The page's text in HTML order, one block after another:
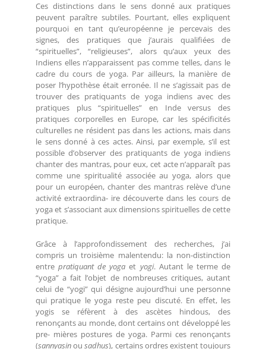
Ces distinctions dans le sens donné aux pratiques
peuvent paraître subtiles. Pourtant, elles expliquent
pourquoi en tant qu’européenne je percevais des
signes, des pratiques que j’aurais qualifiées de
“spirituelles”, “religieuses”, alors qu’aux yeux des
Indiens elles n’apparaissent pas comme telles, dans le
cadre du cours de yoga. Par ailleurs, la manière de
poser l’hypothèse était erronée. Il ne s’agissait pas de
trouver des pratiquants de yoga indiens avec des
pratiques plus “spirituelles” en Inde versus des
pratiques corporelles en Europe, car les spécificités
culturelles ne résident pas dans les actions, mais dans
le sens donné à ces actes. Ainsi, par exemple, s’il est
possible d’observer des pratiquants de yoga indiens
chanter des mantras, pour eux, cet acte n’apparaît pas
comme une spiritualité associée au yoga, alors que
pour un européen, chanter des mantras relève d’une
activité extraordina- ire découverte dans les cours de
yoga et s’associant aux dimensions spirituelles de cette
pratique.
Grâce à l’approfondissement des recherches, j’ai
compris un troisième malentendu: la non-distinction
entrepratiquant de yoga et yogi. Autant le terme de
“yoga” a fait l’objet de nombreuses critiques, autant
celui de “yogi” qui désigne aujourd’hui une personne
qui pratique le yoga reste peu discuté. En effet, les
yogis se réfèrent à des ascètes hindous, des
renonçants au monde, dont certains ont développé les
pre- mières postures de yoga. Parmi ces renonçants
(sannyasinousadhus), certains ordres existent toujours